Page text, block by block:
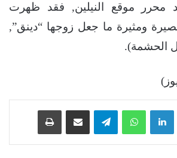
موقع النيلين, فقد ظهرت
ومثيرة ما جعل زوجها “دينق”,
الحشمة).
‫X لينكدإن واتساب تيلقرام